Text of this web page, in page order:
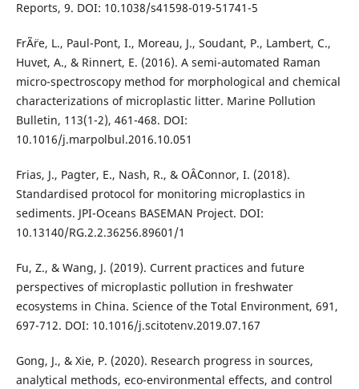
Reports, 9. DOI: 10.1038/s41598-019-51741-5
FrÃ¨re, L., Paul-Pont, I., Moreau, J., Soudant, P., Lambert, C.,
Huvet, A., & Rinnert, E. (2016). A semi-automated Raman
micro-spectroscopy method for morphological and chemical
characterizations of microplastic litter. Marine Pollution
Bulletin, 113(1-2), 461-468. DOI:
10.1016/j.marpolbul.2016.10.051
Frias, J., Pagter, E., Nash, R., & OÂ´Connor, I. (2018).
Standardised protocol for monitoring microplastics in
sediments. JPI-Oceans BASEMAN Project. DOI:
10.13140/RG.2.2.36256.89601/1
Fu, Z., & Wang, J. (2019). Current practices and future
perspectives of microplastic pollution in freshwater
ecosystems in China. Science of the Total Environment, 691,
697-712. DOI: 10.1016/j.scitotenv.2019.07.167
Gong, J., & Xie, P. (2020). Research progress in sources,
analytical methods, eco-environmental effects, and control